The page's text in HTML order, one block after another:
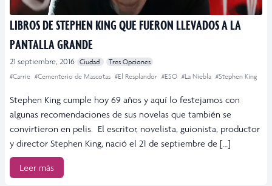
LIBROS DE STEPHEN KING QUE FUERON LLEVADOS A LA
PANTALLA GRANDE
21 septiembre, 2016 Ciudad
Tres Opciones
#Carrie #Cementerio de Mascotas #El Resplandor #ESO #La Niebla #Stephen King
Stephen King cumple hoy 69 años y aquí lo festejamos con
algunas recomendaciones de sus novelas que también se
convirtieron en pelis. El escritor, novelista, guionista, productor
y director Stephen King, nació el 21 de septiembre de […]
Leer más